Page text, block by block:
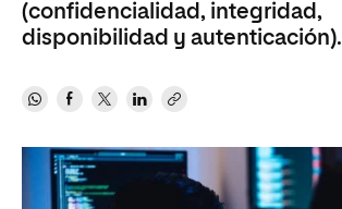
(confidencialidad, integridad,
disponibilidad y autenticación).